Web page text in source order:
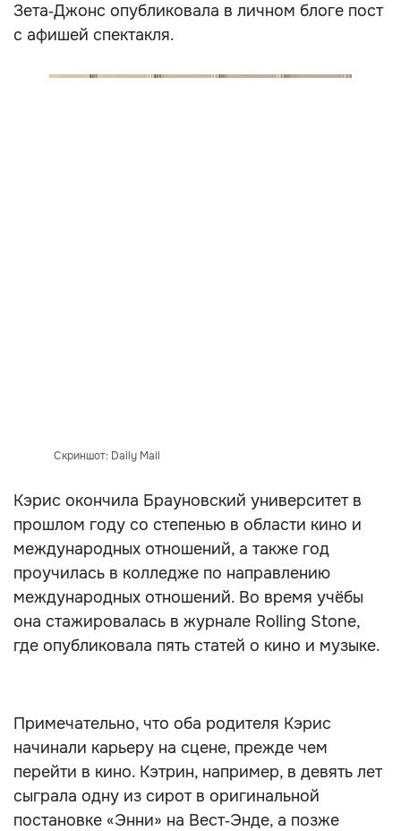
Зета‑Джонс опубликовала в личном блоге пост
с афишей спектакля.
Скриншот: Daily Mail
Кэрис окончила Брауновский университет в
прошлом году со степенью в области кино и
международных отношений, а также год
проучилась в колледже по направлению
международных отношений. Во время учёбы
она стажировалась в журнале Rolling Stone,
где опубликовала пять статей о кино и музыке.
Примечательно, что оба родителя Кэрис
начинали карьеру на сцене, прежде чем
перейти в кино. Кэтрин, например, в девять лет
сыграла одну из сирот в оригинальной
постановке «Энни» на Вест‑Энде, а позже